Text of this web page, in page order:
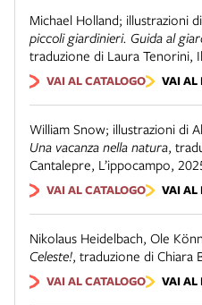
Michael Holland; illustrazioni
piccoli giardinieri. Guida al
traduzione di Laura Tenorini,
VAI AL CATALOGO VAI AL
William Snow; illustrazioni di
Una vacanza nella natura,
Cantalepre, L’ippocampo,
VAI AL CATALOGO VAI AL
Nikolaus Heidelbach, Ole
Celeste!, traduzione di Chiara
VAI AL CATALOGO VAI AL